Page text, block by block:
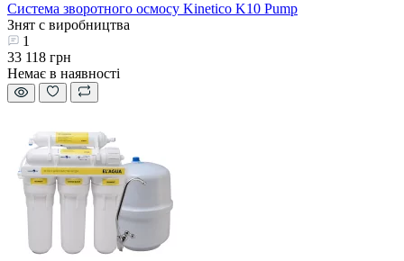
Система зворотного осмосу Kinetico K10 Pump
Знят с виробництва
1
33 118 грн
Немає в наявності